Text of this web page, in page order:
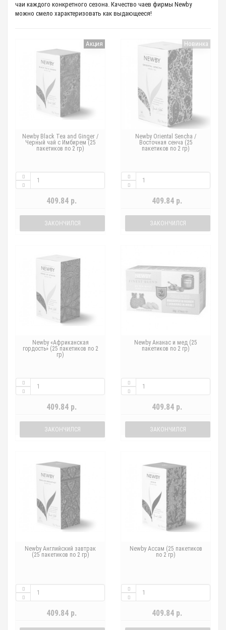
чаи каждого конкретного сезона. Качество чаев фирмы Newby
можно смело характеризовать как выдающееся!
Акция
Newby Black Tea and Ginger /
Черный чай с Имбирем (25
пакетиков по 2 гр)
409.84 р.
ЗАКОНЧИЛСЯ
Новинка
Newby Oriental Sencha /
Восточная сенча (25
пакетиков по 2 гр)
409.84 р.
ЗАКОНЧИЛСЯ
Newby «Африканская
гордость» (25 пакетиков по 2
гр)
409.84 р.
ЗАКОНЧИЛСЯ
Newby Ананас и мед (25
пакетиков по 2 гр)
409.84 р.
ЗАКОНЧИЛСЯ
Newby Английский завтрак
(25 пакетиков по 2 гр)
409.84 р.
Newby Ассам (25 пакетиков
по 2 гр)
409.84 р.